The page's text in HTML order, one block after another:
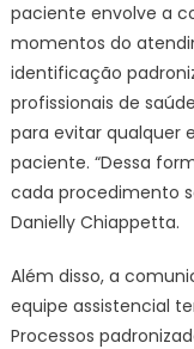
paciente envolve a
momentos do
identificação
profissionais de
para evitar qualquer
paciente. “Dessa
cada procedimento
Danielly Chiappetta.
Além disso, a
equipe assistencial
Processos